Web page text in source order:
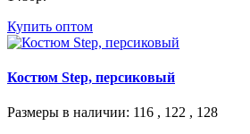
Купить оптом
Костюм Step, персиковый
Размеры в наличии: 116 , 122 , 128